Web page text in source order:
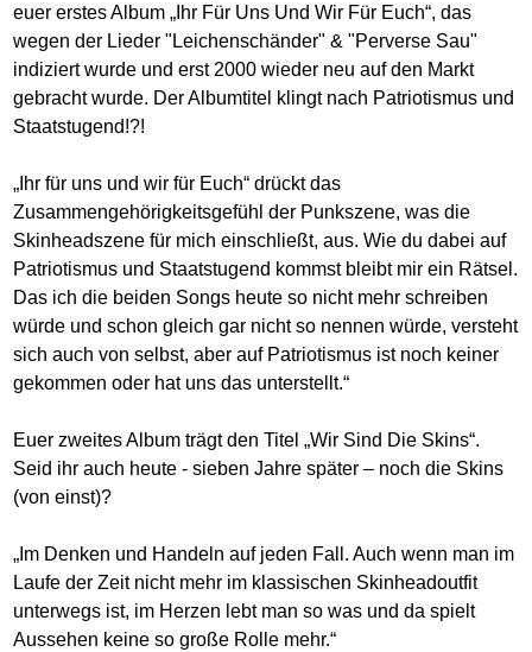
euer erstes Album „Ihr Für Uns Und Wir Für Euch“, das
wegen der Lieder "Leichenschänder" & "Perverse Sau"
indiziert wurde und erst 2000 wieder neu auf den Markt
gebracht wurde. Der Albumtitel klingt nach Patriotismus und
Staatstugend!?!
„Ihr für uns und wir für Euch“ drückt das
Zusammengehörigkeitsgefühl der Punkszene, was die
Skinheadszene für mich einschließt, aus. Wie du dabei auf
Patriotismus und Staatstugend kommst bleibt mir ein Rätsel.
Das ich die beiden Songs heute so nicht mehr schreiben
würde und schon gleich gar nicht so nennen würde, versteht
sich auch von selbst, aber auf Patriotismus ist noch keiner
gekommen oder hat uns das unterstellt.“
Euer zweites Album trägt den Titel „Wir Sind Die Skins“.
Seid ihr auch heute - sieben Jahre später – noch die Skins
(von einst)?
„Im Denken und Handeln auf jeden Fall. Auch wenn man im
Laufe der Zeit nicht mehr im klassischen Skinheadoutfit
unterwegs ist, im Herzen lebt man so was und da spielt
Aussehen keine so große Rolle mehr.“